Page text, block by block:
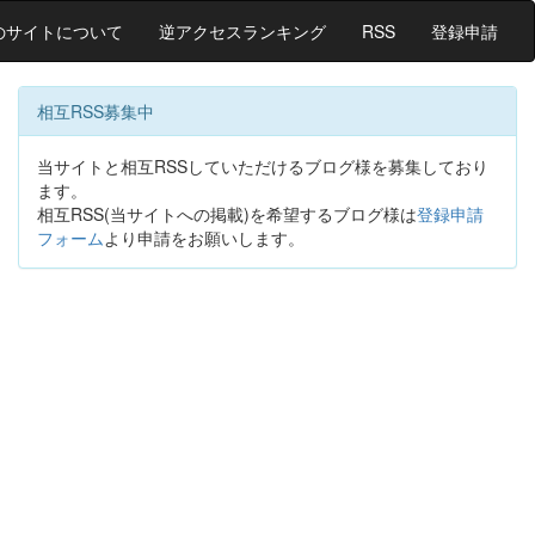
サイトについて 逆アクセスランキング RSS 登録申請
相互RSS募集中
当サイトと相互RSSしていただけるブログ様を募集しており
ます。
相互RSS(当サイトへの掲載)を希望するブログ様は登録申請
フォームより申請をお願いします。